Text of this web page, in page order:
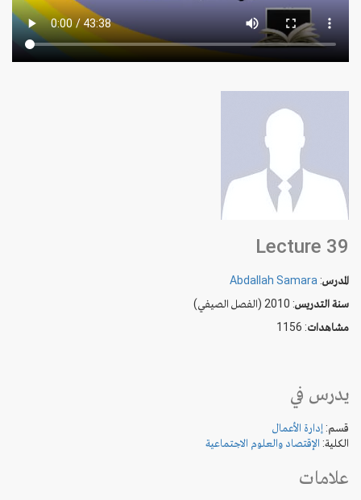
Lecture 39
المدرس:
Abdallah Samara
سنة التدريس: 2010 (الفصل الصيفي)
مشاهدات: 1156
يدرس في
قسم: إدارة الأعمال
الكلية: الإقتصاد والعلوم الاجتماعية
علامات